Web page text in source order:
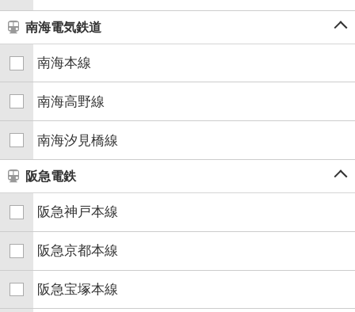
南海電気鉄道
南海本線
南海高野線
南海汐見橋線
阪急電鉄
阪急神戸本線
阪急京都本線
阪急宝塚本線